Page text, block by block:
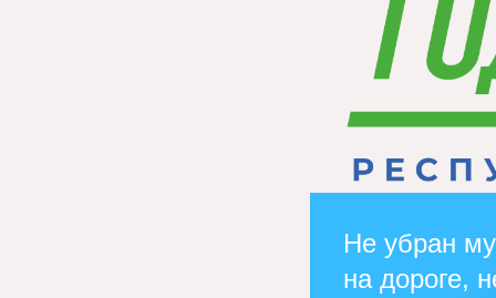
Не убран
на дороге,